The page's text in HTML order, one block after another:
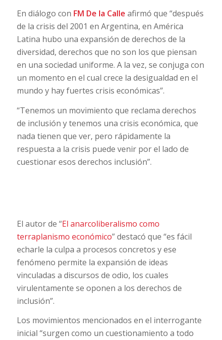
En diálogo con FM De la Calle afirmó que “después
de la crisis del 2001 en Argentina, en América
Latina hubo una expansión de derechos de la
diversidad, derechos que no son los que piensan
en una sociedad uniforme. A la vez, se conjuga con
un momento en el cual crece la desigualdad en el
mundo y hay fuertes crisis económicas”.
“Tenemos un movimiento que reclama derechos
de inclusión y tenemos una crisis económica, que
nada tienen que ver, pero rápidamente la
respuesta a la crisis puede venir por el lado de
cuestionar esos derechos inclusión”.
El autor de “El anarcoliberalismo como
terraplanismo económico” destacó que “es fácil
echarle la culpa a procesos concretos y ese
fenómeno permite la expansión de ideas
vinculadas a discursos de odio, los cuales
virulentamente se oponen a los derechos de
inclusión”.
Los movimientos mencionados en el interrogante
inicial “surgen como un cuestionamiento a todo